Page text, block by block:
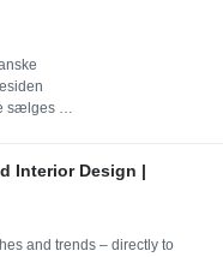
sælges af
Interior Design |
and trends – directly to